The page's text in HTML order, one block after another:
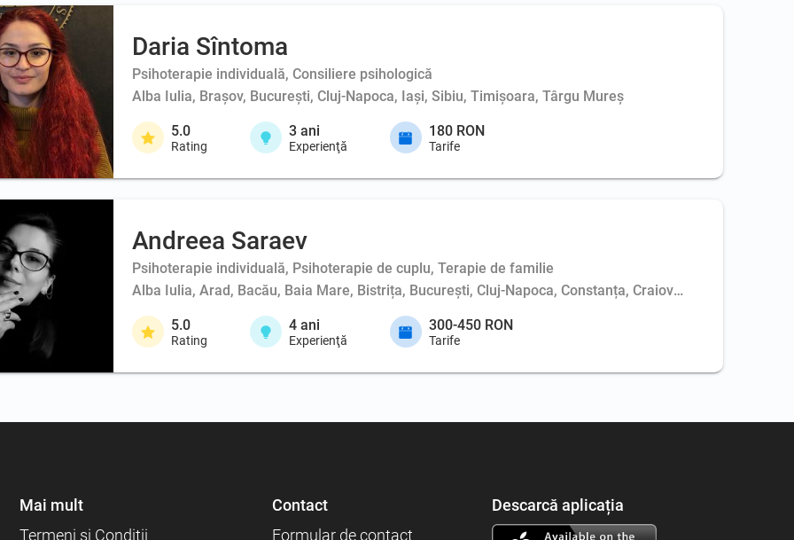
Daria Sîntoma
Psihoterapie individuală, Consiliere psihologică
Alba Iulia, Brașov, București, Cluj-Napoca, Iași, Sibiu, Timișoara, Târgu Mureș
5.0
Rating
3 ani
Experienţă
180 RON
Tarife
Andreea Saraev
Psihoterapie individuală, Psihoterapie de cuplu, Terapie de familie
Alba Iulia, Arad, Bacău, Baia Mare, Bistrița, București, Cluj-Napoca, Constanța, Craiova, Iași, Oradea,
5.0
Rating
4 ani
Experienţă
300-450 RON
Tarife
Mai mult
Termeni şi Condiţii
Contact
Formular de contact
Descarcă aplicația